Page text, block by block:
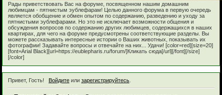
Рады приветствовать Вас на форуме, посвященном нашим домашним
любимцам - пятнистым эублефарам! Целью данного форума в первую очередь
является обобщение и обмен опытом по содержанию, разведению и уходу за
пятнистыми эублефарами. Но это не исключает возможности общения и
обсуждения вопросов по содержанию других любимцев, содержащихся в наших
квартирах, для чего на форуме предусмотрены соответствующие разделы. Вы
можете рассказывать интересные истории о Ваших животных, показывать их
фотографии! Задавайте вопросы и отвечайте на них... Удачи! [color=red][size=20]
[font=Arial Black][url=https://eublepharis.ru/forum/]Кликать сюда[/url][/font][/size]
[/color]
Привет, Гость! Войдитеили зарегистрируйтесь.